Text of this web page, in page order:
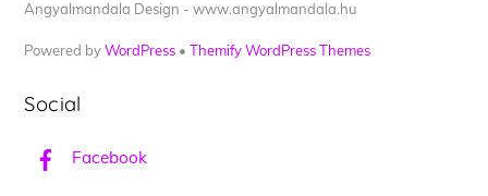
Angyalmandala Design - www.angyalmandala.hu
Powered byWordPress •Themify WordPress Themes
Social
Facebook